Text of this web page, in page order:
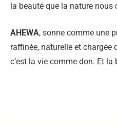
la beauté que la nature nous
AHEWA, sonne comme une
raffinée, naturelle et chargée
c’est la vie comme don. Et